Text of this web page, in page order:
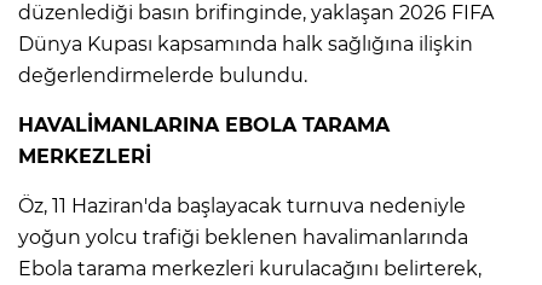
düzenlediği basın brifinginde, yaklaşan 2026 FIFA
Dünya Kupası kapsamında halk sağlığına ilişkin
değerlendirmelerde bulundu.
HAVALİMANLARINA EBOLA TARAMA
MERKEZLERİ
Öz, 11 Haziran'da başlayacak turnuva nedeniyle
yoğun yolcu trafiği beklenen havalimanlarında
Ebola tarama merkezleri kurulacağını belirterek,